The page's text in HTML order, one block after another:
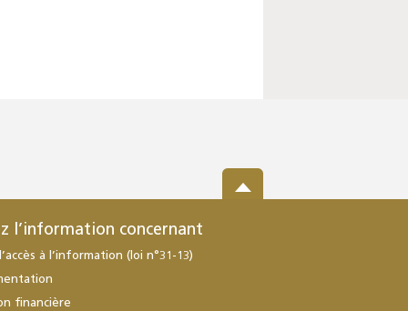
l’information concernant
à l’information (loi n°31-13)
financière